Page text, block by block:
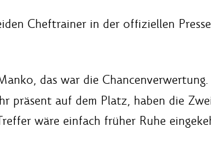
Cheftrainer in der offiziellen
das war die
präsent auf dem Platz, haben die
wäre einfach früher Ruhe